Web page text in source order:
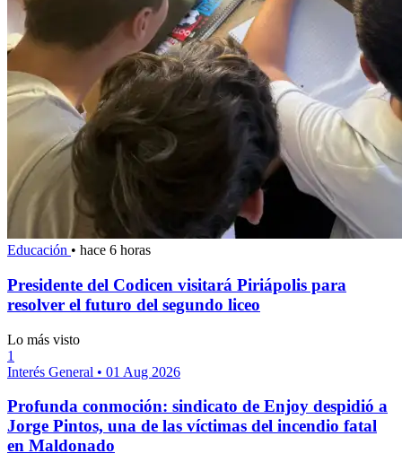
Educación • hace 6 horas
Presidente del Codicen visitará Piriápolis para
resolver el futuro del segundo liceo
Lo más visto
1
Interés General • 01 Aug 2026
Profunda conmoción: sindicato de Enjoy despidió a
Jorge Pintos, una de las víctimas del incendio fatal
en Maldonado